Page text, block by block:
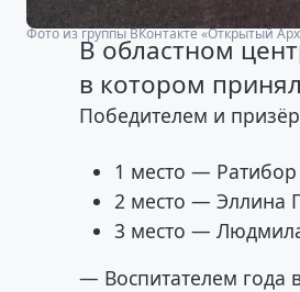
Фото из группы ВКонтакте «Открытый
В областном
в котором
Победителем и
1 место —
2 место — Эллина
3 место —
— Воспитателем года